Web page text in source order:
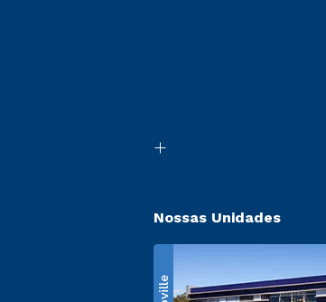
Nossas Unidades